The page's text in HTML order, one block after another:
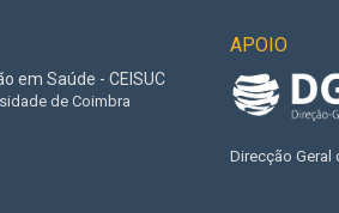
em Saúde - CEISUC
de Coimbra
APOIO
Direcção Geral